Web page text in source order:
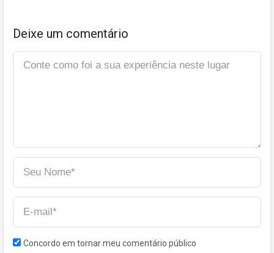
Deixe um comentário
Concordo em tornar meu comentário público